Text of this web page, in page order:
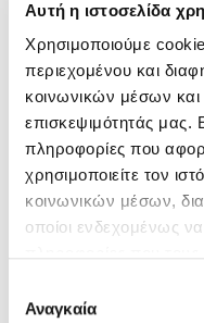
Αυτή η ιστοσελίδα
Χρησιμοποιούμε
περιεχομένου και
κοινωνικών μέσων
επισκεψιμότητάς μας.
πληροφορίες που
χρησιμοποιείτε τον
κοινωνικών μέσων,
οποίοι ενδεχομένως
των υπηρεσιών τους.
συγκατάθεσης
Αναγκαία